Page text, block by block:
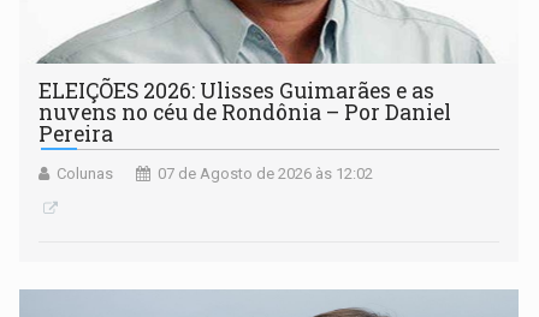
ELEIÇÕES 2026: Ulisses Guimarães e as
nuvens no céu de Rondônia – Por Daniel
Pereira
Colunas 07 de Agosto de 2026 às 12:02